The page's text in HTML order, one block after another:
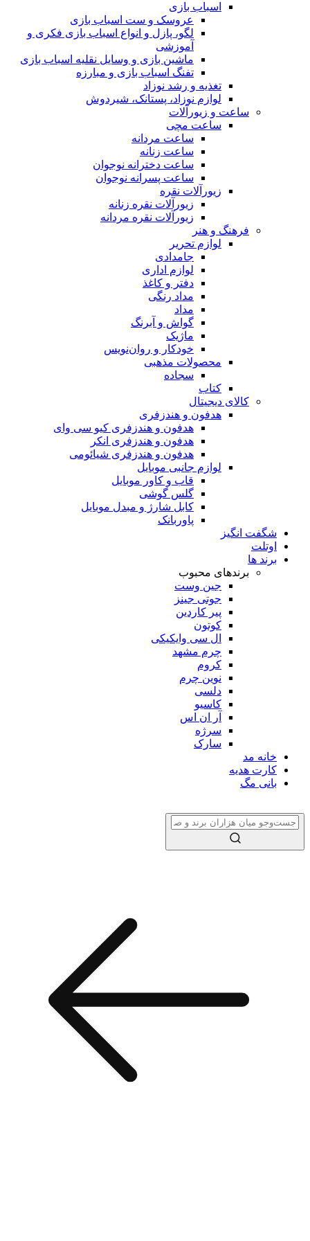
اسباب بازی
عروسک و ست اسباب بازی
لگو، پازل و انواع اسباب بازی فکری و
آموزشی
ماشین بازی و وسایل نقلیه اسباب بازی
تفنگ اسباب بازی و مبارزه
تغذیه و رشد نوزاد
لوازم نوزاد، پستانک، شیردوش
ساعت و زیور‌آلات
ساعت مچی
ساعت مردانه
ساعت زنانه
ساعت دخترانه نوجوان
ساعت پسرانه نوجوان
زیورآلات نقره
زیورآلات نقره زنانه
زیورآلات نقره مردانه
فرهنگ و هنر
لوازم تحریر
جامدادی
لوازم اداری
دفتر و کاغذ
مداد رنگی
مداد
گواش و آبرنگ
ماژیک
خودکار و روان‌نویس
محصولات مذهبی
سجاده
کتاب
کالای دیجیتال
هدفون و هندزفری
هدفون و هندزفری کیو سی وای
هدفون و هندزفری انکر
هدفون و هندزفری شیائومی
لوازم جانبی موبایل
قاب و کاور موبایل
گلس گوشی
کابل شارژ و مبدل موبایل
پاوربانک
شگفت انگیز
اوتلت
برند ها
برندهای محبوب
جین وست
جوتی جینز
پیر کاردین
کوتون
ال سی وایکیکی
چرم مشهد
کروم
نوین چرم
دلسی
کاسیو
آر ان اس
سرژه
سارک
خانه مد
کارت هدیه
بانی مگ